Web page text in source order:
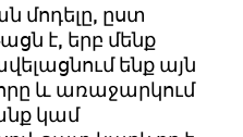
մոդելը, ըստ
է, երբ մենք
ենք այն
և առաջարկում
կամ